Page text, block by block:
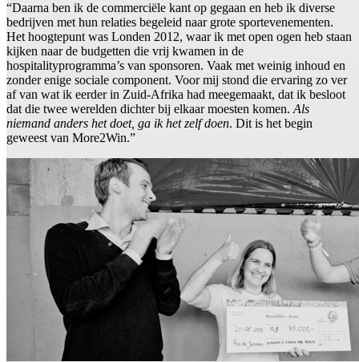
“Daarna ben ik de commerciële kant op gegaan en heb ik diverse
bedrijven met hun relaties begeleid naar grote sportevenementen.
Het hoogtepunt was Londen 2012, waar ik met open ogen heb staan
kijken naar de budgetten die vrij kwamen in de
hospitalityprogramma’s van sponsoren. Vaak met weinig inhoud en
zonder enige sociale component. Voor mij stond die ervaring zo ver
af van wat ik eerder in Zuid-Afrika had meegemaakt, dat ik besloot
dat die twee werelden dichter bij elkaar moesten komen.Als
niemand anders het doet, ga ik het zelf doen. Dit is het begin
geweest van More2Win.”